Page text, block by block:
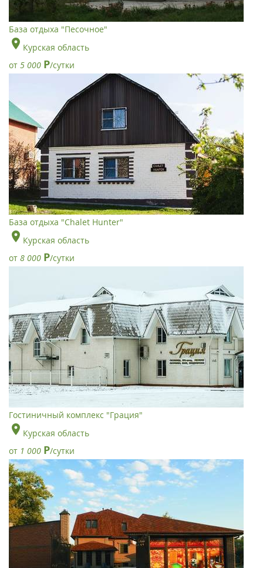
База отдыха "Песочное"
Курская область
от 5 000 Р/сутки
База отдыха "Chalet Hunter"
Курская область
от 8 000 Р/сутки
Гостиничный комплекс "Грация"
Курская область
от 1 000 Р/сутки